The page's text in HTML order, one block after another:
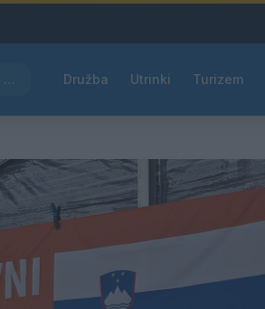
Pred nami vroč četrtek, v petek osvežitev Družba Utrinki Turizem